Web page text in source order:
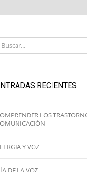
RECIENTES
LOS
Y VOZ
DE LA VOZ